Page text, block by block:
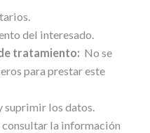
del interesado.
tratamiento: No se
para prestar este
suprimir los datos.
consultar la información